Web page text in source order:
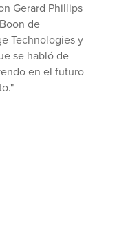
Gerard Phillips
de
Technologies y
se habló de
en el futuro